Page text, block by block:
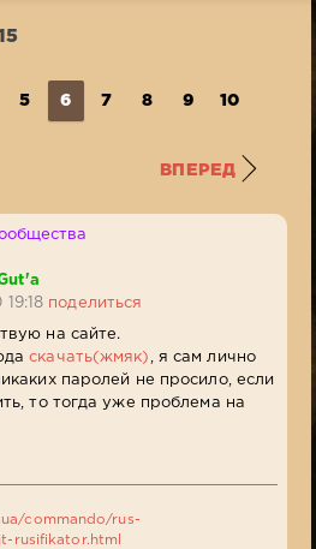
5 6 7 8 9 10
ВПЕРЕД
поделиться
на сайте.
скачать(жмяк) , я сам лично
паролей не просило, если
то тогда уже проблема на
commando/rus-
rusifikator.html